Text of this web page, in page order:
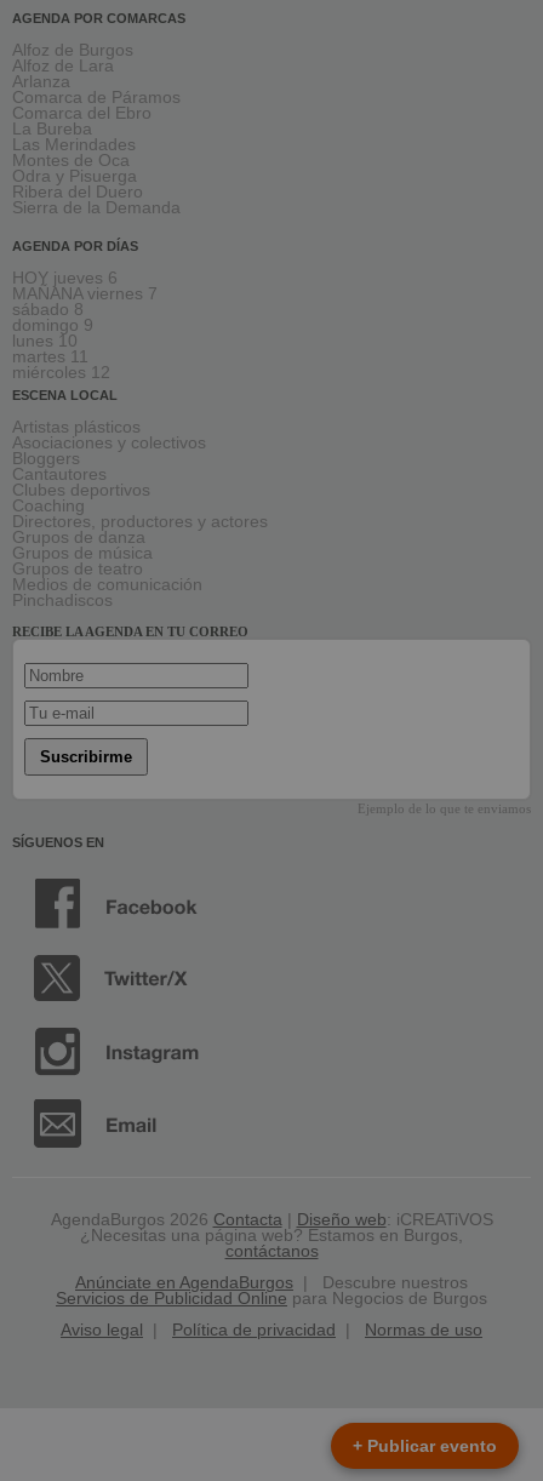
AGENDA POR COMARCAS
Alfoz de Burgos
Alfoz de Lara
Arlanza
Comarca de Páramos
Comarca del Ebro
La Bureba
Las Merindades
Montes de Oca
Odra y Pisuerga
Ribera del Duero
Sierra de la Demanda
AGENDA POR DÍAS
HOY jueves 6
MAÑANA viernes 7
sábado 8
domingo 9
lunes 10
martes 11
miércoles 12
ESCENA LOCAL
Artistas plásticos
Asociaciones y colectivos
Bloggers
Cantautores
Clubes deportivos
Coaching
Directores, productores y actores
Grupos de danza
Grupos de música
Grupos de teatro
Medios de comunicación
Pinchadiscos
RECIBE LA AGENDA EN TU CORREO
Suscribirme
Ejemplo de lo que te enviamos
SÍGUENOS EN
AgendaBurgos 2026 Contacta| Diseño web: iCREATiVOS
¿Necesitas una página web? Estamos en Burgos,
contáctanos
Anúnciate en AgendaBurgos | Descubre nuestros
Servicios de Publicidad Online para Negocios de Burgos
Aviso legal
Política de privacidad Normas de uso
+ Publicar evento